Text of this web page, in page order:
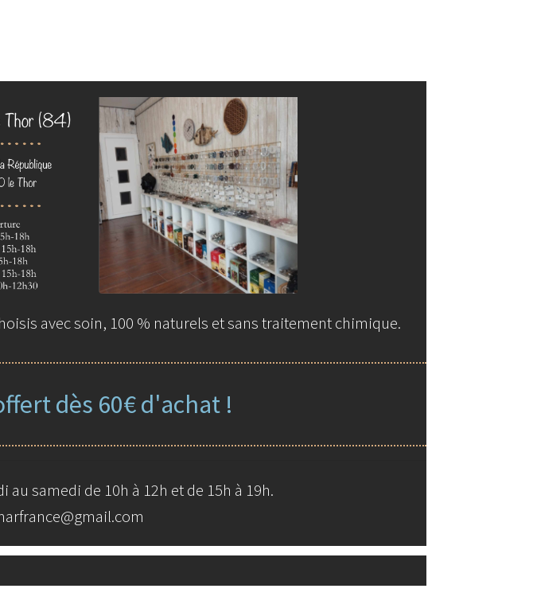
avec soin, 100 % naturels et sans traitement chimique.
dès 60€ d'achat !
au samedi de 10h à 12h et de 15h à 19h.
© La boutique de Miss Larimar 2026